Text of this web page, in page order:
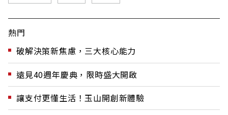
熱門
破解決策新焦慮，三大核心能力
遠見40週年慶典，限時盛大開啟
讓支付更懂生活！玉山開創新體驗